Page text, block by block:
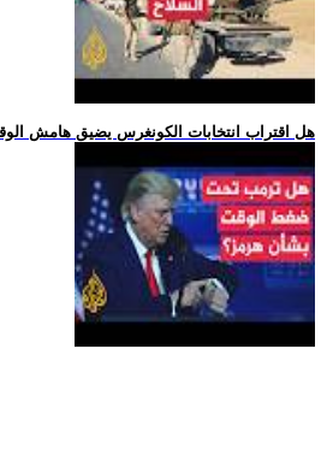
.. هل اقتراب انتخابات الكونغرس يضيق هامش